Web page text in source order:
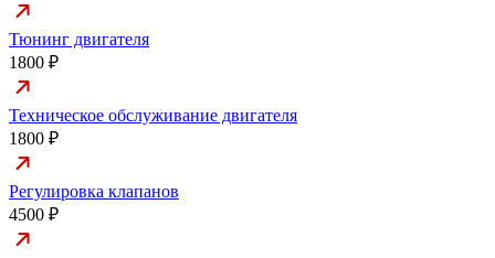
Тюнинг двигателя
1800 ₽
Техническое обслуживание двигателя
1800 ₽
Регулировка клапанов
4500 ₽